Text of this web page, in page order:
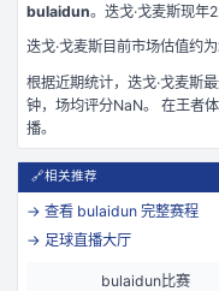
bulaidun。 迭戈·戈麦斯现年
迭戈·戈麦斯目前市场估值约为
根据近期统计， 迭戈·戈麦斯
钟，场均评分NaN。 在王者
播。
🔗相关推荐
→ 查看 bulaidun 完整赛程
→ 足球直播大厅
bulaidun比赛